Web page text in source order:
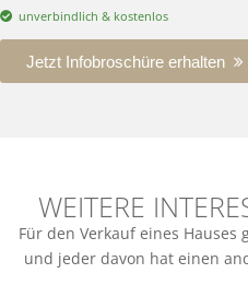
unverbindlich & kostenlos
Jetzt Infobroschüre erhalten
WEITERE
Für den Verkauf eines Hauses
und jeder davon hat einen